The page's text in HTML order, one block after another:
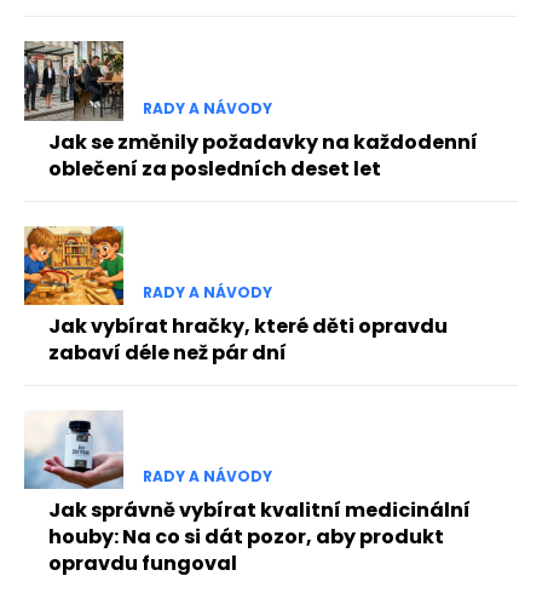
RADY A NÁVODY
Jak se změnily požadavky na každodenní
oblečení za posledních deset let
RADY A NÁVODY
Jak vybírat hračky, které děti opravdu
zabaví déle než pár dní
RADY A NÁVODY
Jak správně vybírat kvalitní medicinální
houby: Na co si dát pozor, aby produkt
opravdu fungoval